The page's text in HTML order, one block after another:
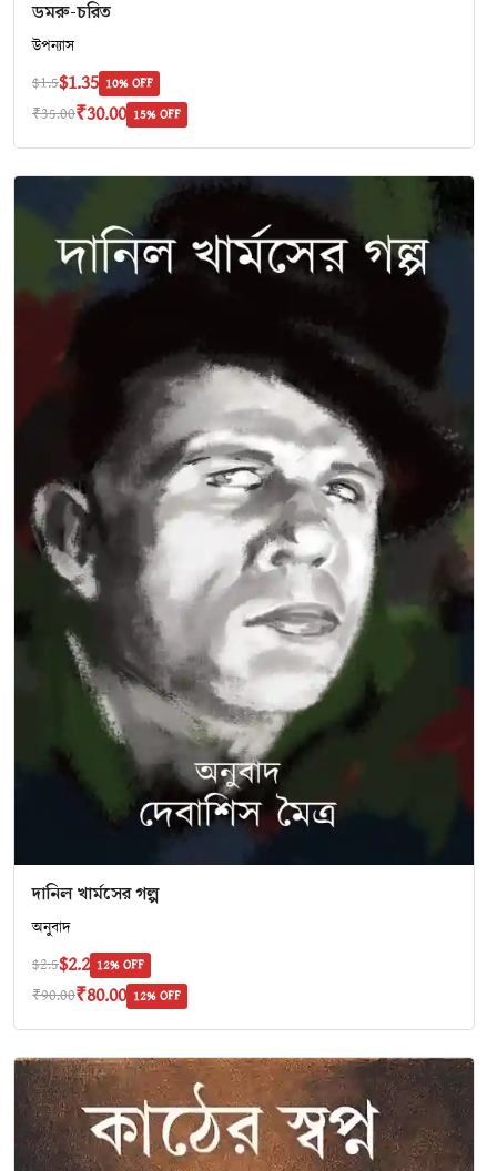
ডমরু-চরিত
উপন্যাস
$1.5$1.35 10% OFF
₹35.00₹30.00 15% OFF
দানিল খার্মসের গল্প
অনুবাদ
$2.5$2.2 12% OFF
₹90.00₹80.00 12% OFF